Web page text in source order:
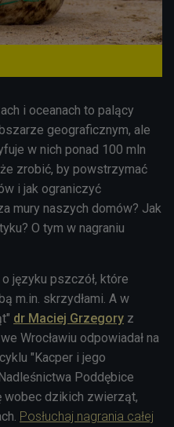
i oceanach to palący
geograficznym, ale
w nich ponad 100 mln
zrobić, by powstrzymać
i jak ograniczyć
mury naszych domów? Jak
O tym w nagraniu
języku pszczół, które
m.in. skrzydłami. A w
dr Maciej Grzegory z
Wrocławiu odpowiadał na
"Kacper i jego
Poddębice
wobec dzikich zwierząt,
Posłuchaj nagrania całej